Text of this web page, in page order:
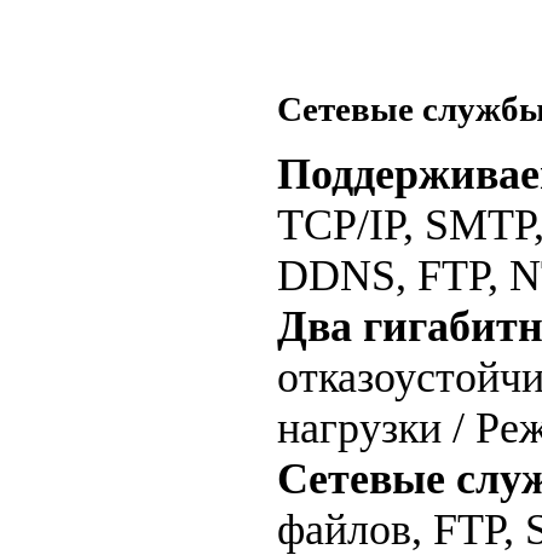
Сетевые
TCP/IP,
DDNS, FTP,
Два
нагрузки /
Сетевые
файлов, FTP,